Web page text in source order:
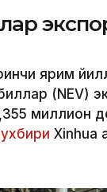
ярим
(NEV)
миллион
Xinhua